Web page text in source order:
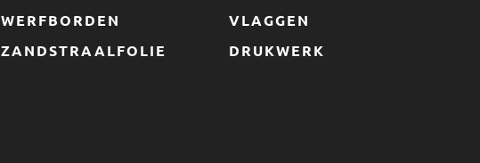
WERFBORDEN
VLAGGEN
ZANDSTRAALFOLIE DRUKWERK